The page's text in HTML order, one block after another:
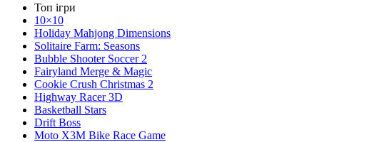
Топ ігри
10×10
Holiday Mahjong Dimensions
Solitaire Farm: Seasons
Bubble Shooter Soccer 2
Fairyland Merge & Magic
Cookie Crush Christmas 2
Highway Racer 3D
Basketball Stars
Drift Boss
Moto X3M Bike Race Game